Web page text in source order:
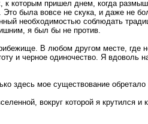
к которым пришел днем, когда
Это была вовсе не скука, и даже не
необходимостью соблюдать
я был бы не против.
В любом другом месте, где
и черное одиночество. Я вдоволь
здесь мое существование
вокруг которой я крутился и